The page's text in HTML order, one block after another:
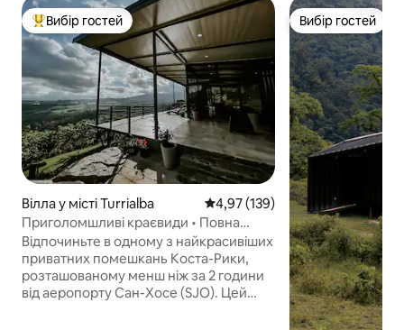
Топ вибір гостей
Вибір гостей
Вілла у місті Turrialba Середня оцінка: 4,97 з 5,
4,97 (139)
Приголомшливі краєвиди • Повна
конфіденційність • Пригоди
Відпочиньте в одному з найкрасивіших
приватних помешкань Коста-Рики,
розташованому менш ніж за 2 години
від аеропорту Сан-Хосе (SJO). Цей
Вибір гостей
Вибір гостей